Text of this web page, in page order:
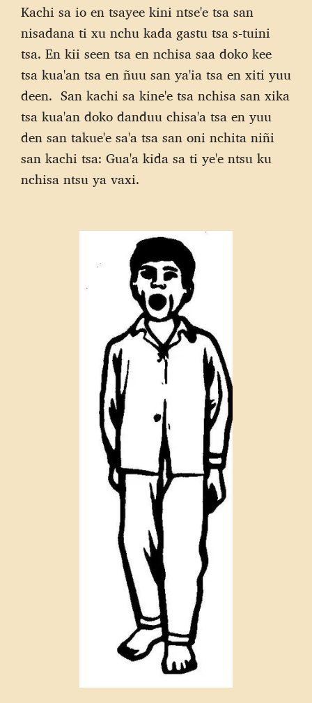
Kachi sa io en tsayee kini ntse'e tsa san
nisadana ti xu nchu kada gastu tsa s-tuini
tsa. En kii seen tsa en nchisa saa doko kee
tsa kua'an tsa en ñuu san ya'ia tsa en xiti yuu
deen. San kachi sa kine'e tsa nchisa san xika
tsa kua'an doko danduu chisa'a tsa en yuu
den san takue'e sa'a tsa san oni nchita niñi
san kachi tsa: Gua'a kida sa ti ye'e ntsu ku
nchisa ntsu ya vaxi.